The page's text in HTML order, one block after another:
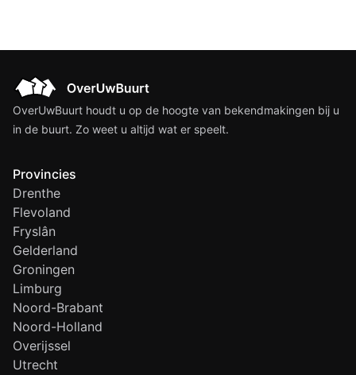
OverUwBuurt houdt u op de hoogte van bekendmakingen bij u
in de buurt. Zo weet u altijd wat er speelt.
Provincies
Drenthe
Flevoland
Fryslân
Gelderland
Groningen
Limburg
Noord-Brabant
Noord-Holland
Overijssel
Utrecht